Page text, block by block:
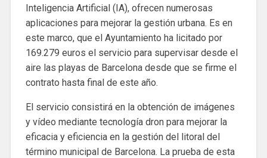
Inteligencia Artificial (IA), ofrecen numerosas
aplicaciones para mejorar la gestión urbana. Es en
este marco, que el Ayuntamiento ha licitado por
169.279 euros el servicio para supervisar desde el
aire las playas de Barcelona desde que se firme el
contrato hasta final de este año.
El servicio consistirá en la obtención de imágenes
y vídeo mediante tecnología dron para mejorar la
eficacia y eficiencia en la gestión del litoral del
término municipal de Barcelona. La prueba de esta